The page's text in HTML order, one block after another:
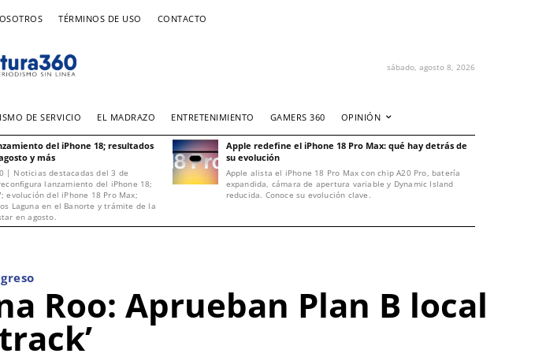
TÉRMINOS DE USO CONTACTO
sábado, agosto 8, 2026
DE SERVICIO EL MADRAZO ENTRETENIMIENTO GAMERS 360 OPINIÓN
del iPhone 18; resultados
y más
| Noticias destacadas del 3 de
lanzamiento del iPhone 18;
evolución del iPhone 18 Pro Max;
Laguna en el Banorte y trámite de la
en agosto.
Apple redefine el iPhone 18 Pro Max: qué hay detrás de
su evolución
Apple alista el iPhone 18 Pro Max con chip A20 Pro, batería
expandida, cámara de apertura variable y Dynamic Island
reducida. Conoce su evolución clave.
Roo: Aprueban Plan B local